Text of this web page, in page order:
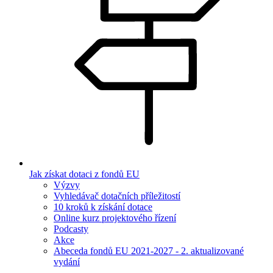
Jak získat dotaci z fondů EU
Výzvy
Vyhledávač dotačních příležitostí
10 kroků k získání dotace
Online kurz projektového řízení
Podcasty
Akce
Abeceda fondů EU 2021-2027 - 2. aktualizované
vydání